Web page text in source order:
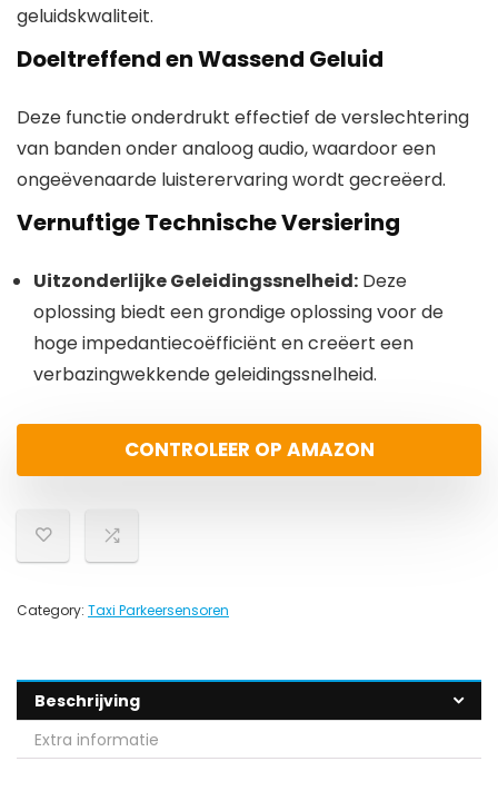
geluidskwaliteit.
Doeltreffend en Wassend Geluid
Deze functie onderdrukt effectief de verslechtering
van banden onder analoog audio, waardoor een
ongeëvenaarde luisterervaring wordt gecreëerd.
Vernuftige Technische Versiering
Uitzonderlijke Geleidingssnelheid: Deze
oplossing biedt een grondige oplossing voor de
hoge impedantiecoëfficiënt en creëert een
verbazingwekkende geleidingssnelheid.
CONTROLEER OP AMAZON
Category: Taxi Parkeersensoren
Beschrijving
Extra informatie